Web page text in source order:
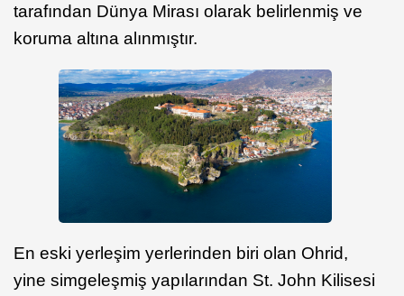
tarafından Dünya Mirası olarak belirlenmiş ve
koruma altına alınmıştır.
En eski yerleşim yerlerinden biri olan Ohrid,
yine simgeleşmiş yapılarından St. John Kilisesi